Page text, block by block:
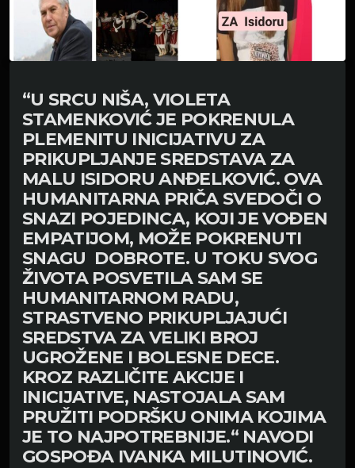
“U SRCU NIŠA, VIOLETA
STAMENKOVIĆ JE POKRENULA
PLEMENITU INICIJATIVU ZA
PRIKUPLJANJE SREDSTAVA ZA
MALU ISIDORU ANĐELKOVIĆ. OVA
HUMANITARNA PRIČA SVEDOČI O
SNAZI POJEDINCA, KOJI JE VOĐEN
EMPATIJOM, MOŽE POKRENUTI
SNAGU DOBROTE. U TOKU SVOG
ŽIVOTA POSVETILA SAM SE
HUMANITARNOM RADU,
STRASTVENO PRIKUPLJAJUĆI
SREDSTVA ZA VELIKI BROJ
UGROŽENE I BOLESNE DECE.
KROZ RAZLIČITE AKCIJE I
INICIJATIVE, NASTOJALA SAM
PRUŽITI PODRŠKU ONIMA KOJIMA
JE TO NAJPOTREBNIJE.“ NAVODI
GOSPOĐA IVANKA MILUTINOVIĆ.